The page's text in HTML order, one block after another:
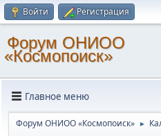
Войти Регистрация
Форум ОНИОО
«Космопоиск»
Главное меню
Форум ОНИОО «Космопоиск» ►